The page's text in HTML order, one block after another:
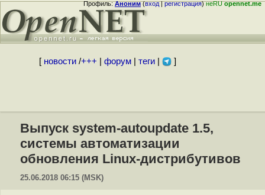
Профиль:Аноним(вход|регистрация)неRUopennet.me
[ новости/+++ форум| теги| ]
Выпуск system-autoupdate 1.5,
системы автоматизации
обновления Linux-дистрибутивов
25.06.2018 06:15 (MSK)